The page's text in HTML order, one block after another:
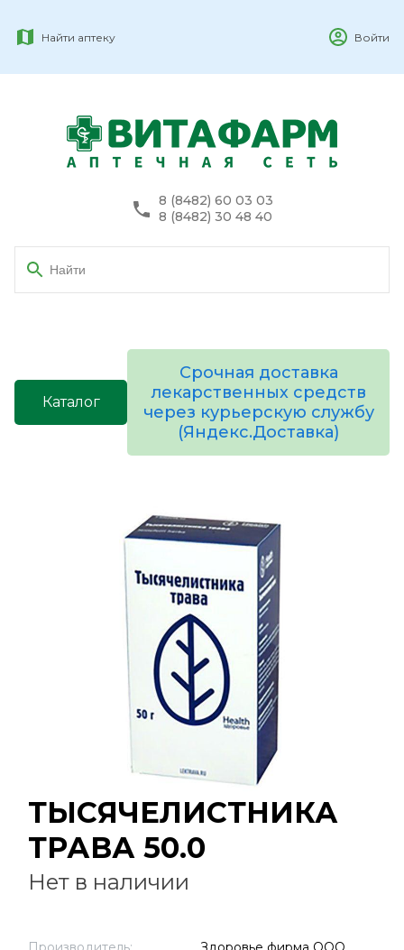
Найти аптеку Войти
8 (8482) 60 03 03
8 (8482) 30 48 40
Каталог
Срочная доставка
лекарственных средств
через курьерскую службу
(Яндекс.Доставка)
ТЫСЯЧЕЛИСТНИКА
ТРАВА 50.0
Нет в наличии